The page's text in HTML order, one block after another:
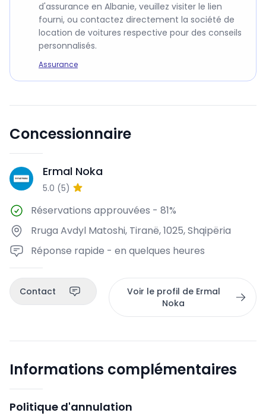
d'assurance en Albanie, veuillez visiter le lien
fourni, ou contactez directement la société de
location de voitures respective pour des conseils
personnalisés.
Assurance
Concessionnaire
EN Ermal Noka
5.0 (5)
Réservations approuvées - 81%
Rruga Avdyl Matoshi, Tiranë, 1025, Shqipëria
Réponse rapide - en quelques heures
Contact
Voir le profil de Ermal
Noka
Informations complémentaires
Politique d'annulation